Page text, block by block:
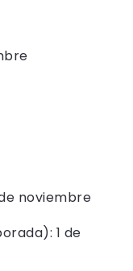
noviembre
1 de